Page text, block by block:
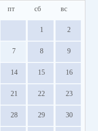
пт сб вс
1 2
7 8 9
14 15 16
21 22 23
28 29 30